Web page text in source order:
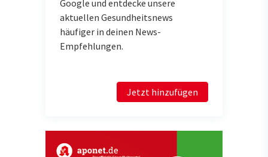
Google und entdecke unsere
aktuellen Gesundheitsnews
häufiger in deinen News-
Empfehlungen.
Jetzt hinzufügen